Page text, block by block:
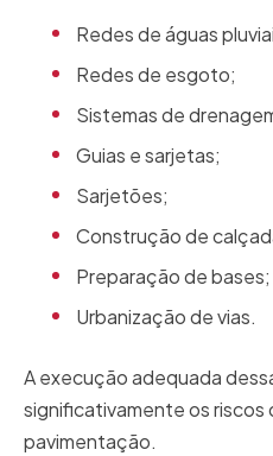
Redes de águas
Redes de esgoto;
Sistemas de
Guias e sarjetas;
Sarjetões;
Construção de
Preparação de bases;
Urbanização de vias.
A execução adequada
significativamente os riscos
pavimentação.